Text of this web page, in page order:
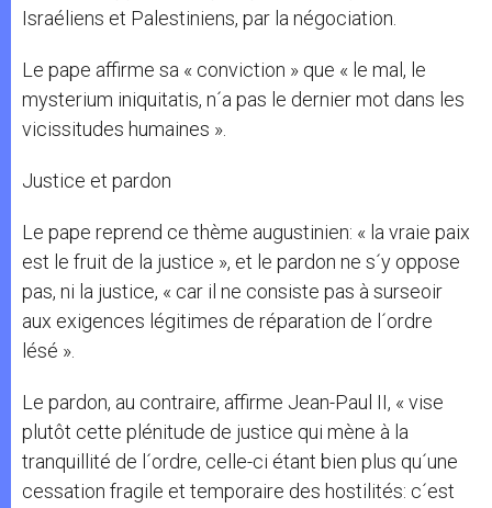
Israéliens et Palestiniens, par la négociation.
Le pape affirme sa « conviction » que « le mal, le
mysterium iniquitatis, n´a pas le dernier mot dans les
vicissitudes humaines ».
Justice et pardon
Le pape reprend ce thème augustinien: « la vraie paix
est le fruit de la justice », et le pardon ne s´y oppose
pas, ni la justice, « car il ne consiste pas à surseoir
aux exigences légitimes de réparation de l´ordre
lésé ».
Le pardon, au contraire, affirme Jean-Paul II, « vise
plutôt cette plénitude de justice qui mène à la
tranquillité de l´ordre, celle-ci étant bien plus qu´une
cessation fragile et temporaire des hostilités: c´est